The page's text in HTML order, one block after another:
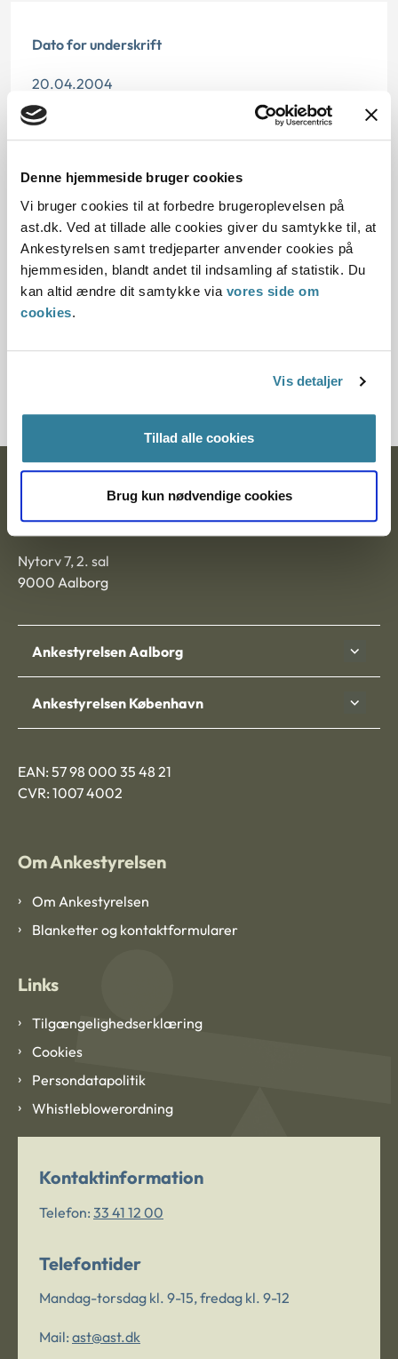
Denne hjemmeside bruger cookies
Vi bruger cookies til at forbedre brugeroplevelsen på
ast.dk. Ved at tillade alle cookies giver du samtykke til, at
Ankestyrelsen samt tredjeparter anvender cookies på
hjemmesiden, blandt andet til indsamling af statistik. Du
kan altid ændre dit samtykke via vores side om
cookies.
Vis detaljer
Tillad alle cookies
Brug kun nødvendige cookies
Dato for underskrift
20.04.2004
Offentliggørelsesdato
Denne er principafgørelse er kasseret den 26. marts
2019, da der er kommet nye regler på området.
Paragraf
§ 27 § 67 § 116 § 7 § 94 § 57 § 18 § 124 § 32 § 32u § 116a
Ankestyrelsen
Postadresse:
Nytorv 7, 2. sal
9000 Aalborg
Ankestyrelsen Aalborg
Ankestyrelsen København
EAN: 57 98 000 35 48 21
CVR: 1007 4002
Om Ankestyrelsen
Om Ankestyrelsen
Blanketter og kontaktformularer
Links
Tilgængelighedserklæring
Cookies
Persondatapolitik
Whistleblowerordning
Kontaktinformation
Telefon: 33 41 12 00
Telefontider
Mandag-torsdag kl. 9-15, fredag kl. 9-12
Mail: ast@ast.dk